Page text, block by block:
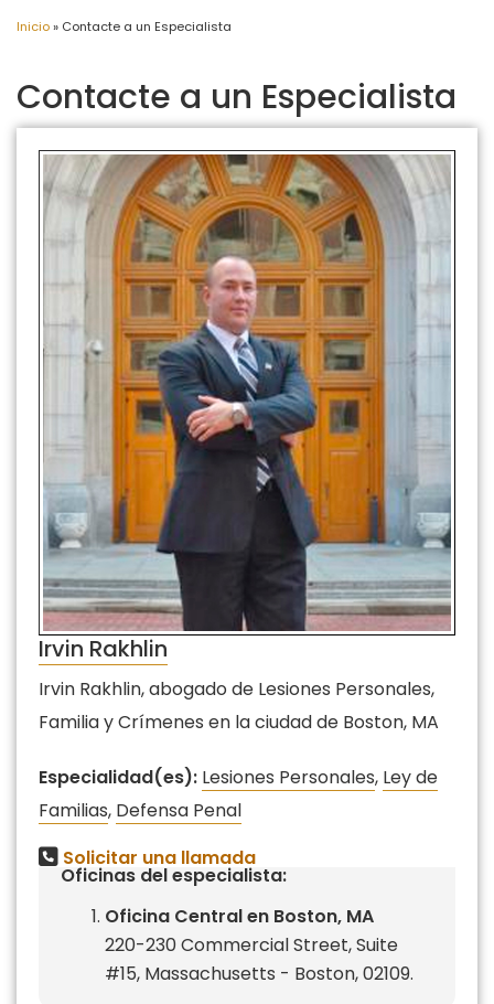
Inicio» Contacte a un Especialista
Contacte a un Especialista
Irvin Rakhlin
Irvin Rakhlin, abogado de Lesiones Personales,
Familia y Crímenes en la ciudad de Boston, MA
Especialidad(es): Lesiones Personales, Ley de
Familias, Defensa Penal
Solicitar una llamada
Oficinas del especialista:
Oficina Central en Boston, MA
220-230 Commercial Street, Suite
#15, Massachusetts - Boston, 02109.